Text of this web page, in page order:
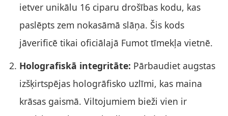
ietver unikālu 16 ciparu drošības kodu, kas
paslēpts zem nokasāmā slāņa. Šis kods
jāverificē tikai oficiālajā Fumot tīmekļa vietnē.
Holografiskā integritāte: Pārbaudiet augstas
izšķirtspējas hologrāfisko uzlīmi, kas maina
krāsas gaismā. Viltojumiem bieži vien ir